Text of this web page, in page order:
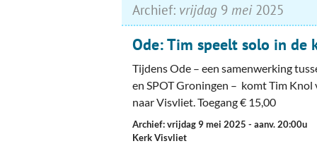
Gemeente informatie
Dorpen
Woningaanbod
Columns & Redactioneel
Foto-pagina
Kunst
Muziek
Toerisme & Musea
Archief: vrijdag 9 mei2025
Ode: Tim speelt solo in de
Tijdens Ode – een samenwerking
en SPOT Groningen – komt Tim
naar Visvliet. Toegang € 15,00
Archief: vrijdag 9 mei 2025- aanv. 20:00u
Kerk Visvliet